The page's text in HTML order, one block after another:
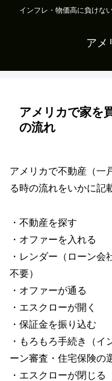
インフレ・物価高に負けな
アメ
アメリカで家を
の流れ
アメリカで不動産（一
る時の流れをいかに記
・不動産を探す
・オファーを入れる
・レンダー（ローン
不要）
・オファーが通る
・エスクローが開く
・保証金を振り込む
・もろもろ手続き（イ
ーン審査・住宅保険の
・エスクローが閉じ